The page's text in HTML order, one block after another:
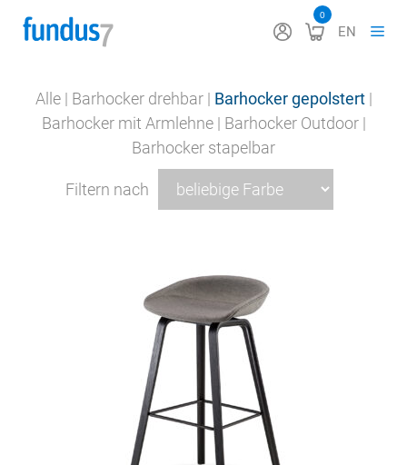
Inhalt
0
EN
Alle| Barhocker drehbar| Barhocker gepolstert|
Barhocker mit Armlehne| Barhocker Outdoor|
Barhocker stapelbar
Filtern nach